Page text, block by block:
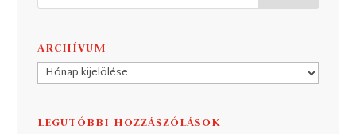
ARCHÍVUM
Archívum
LEGUTÓBBI HOZZÁSZÓLÁSOK